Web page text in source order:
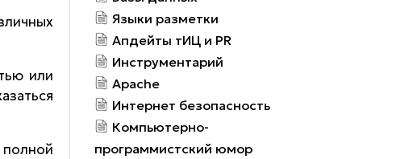
или
Языки разметки
Апдейты тИЦ и PR
Инструментарий
Apache
Интернет безопасность
Компьютерно-
программистский юмор